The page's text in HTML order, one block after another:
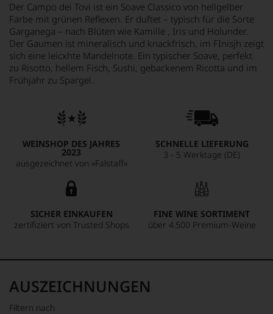
Der Campo dei Tovi ist ein Soave Classico von hellgelber
Farbe mit grünen Reflexen. Er duftet – typisch für die Sorte
Garganega – nach Blüten wie Kamille , Iris und Holunder.
Der Gaumen ist mineralisch und knackfrisch, im FInisjh zeigt
sich eine leicxhte Mandelnote. Ein typischer Soave, perfekt
zu Risotto, hellem Fisch, Sushi, gebackenem Ricotta und im
Frühjahr zu Spargel.
WEINSHOP DES JAHRES
2023
ausgezeichnet von »Falstaff«
SCHNELLE LIEFERUNG
3 - 5 Werktage (DE)
SICHER EINKAUFEN
zertifiziert von Trusted Shops
FINE WINE SORTIMENT
über 4.500 Premium-Weine
AUSZEICHNUNGEN
Filtern nach